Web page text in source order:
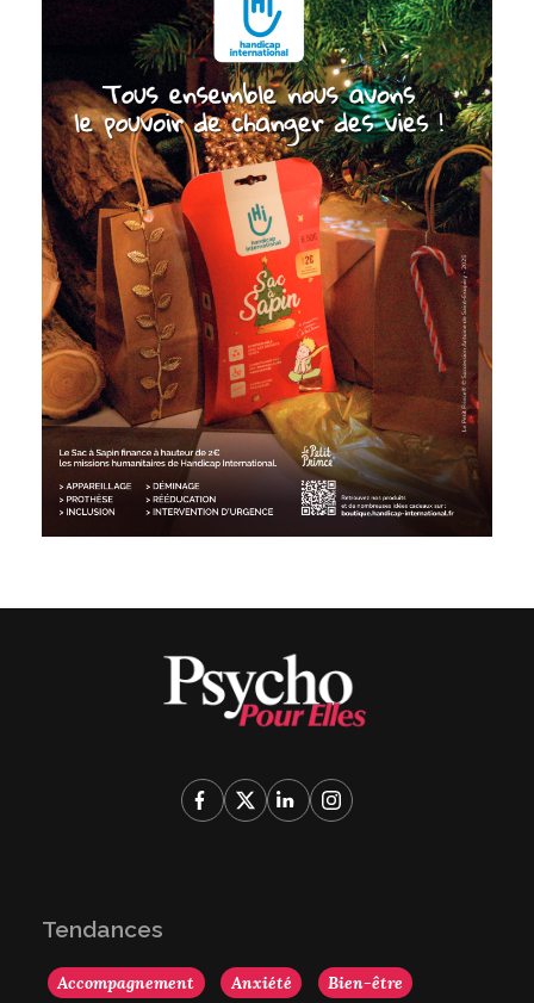
Tendances
Accompagnement Anxiété Bien-être